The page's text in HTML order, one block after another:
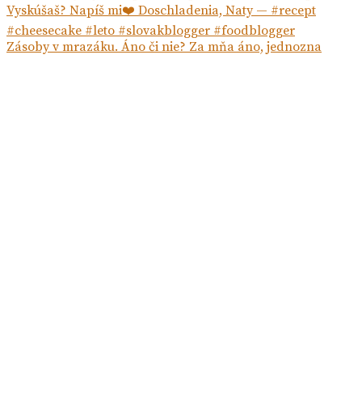
Zásoby v mrazáku. Áno či nie? Za mňa áno, jednozna